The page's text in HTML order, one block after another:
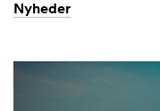
Nyheder